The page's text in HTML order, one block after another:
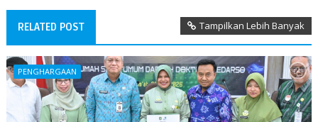
RELATED POST Tampilkan Lebih Banyak
PENGHARGAAN